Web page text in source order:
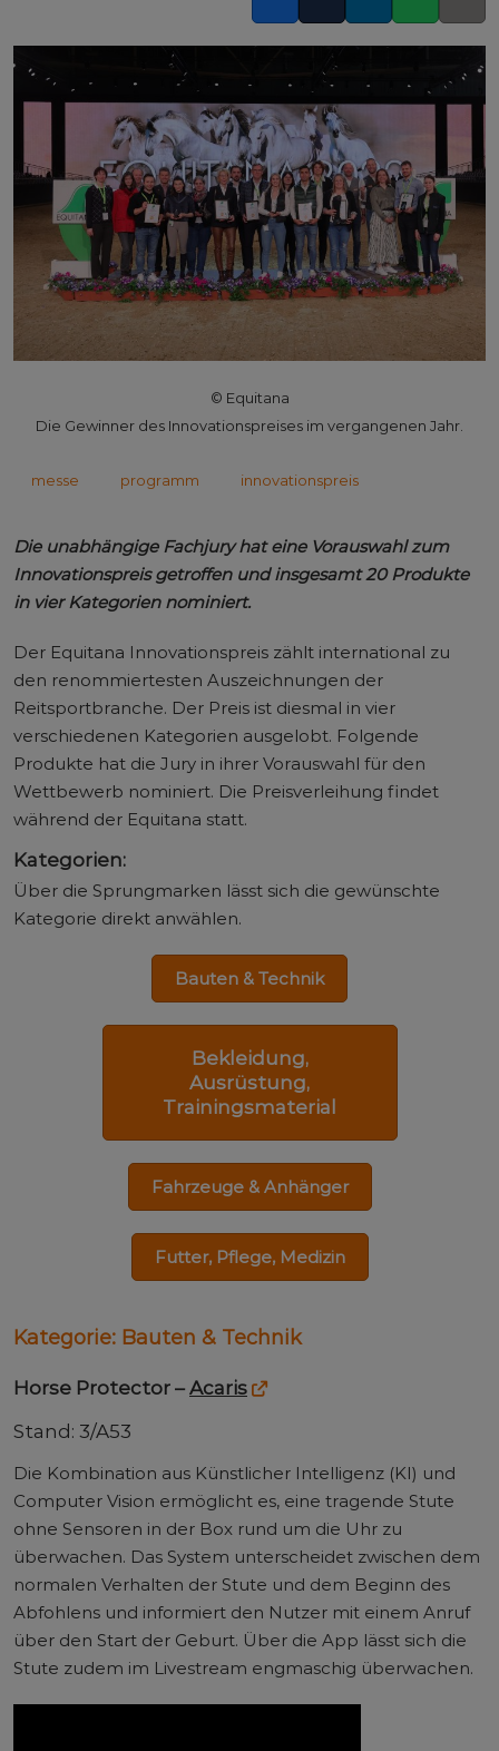
© Equitana
Die Gewinner des Innovationspreises im vergangenen Jahr.
messe programm innovationspreis
Die unabhängige Fachjury hat eine Vorauswahl zum
Innovationspreis getroffen und insgesamt 20 Produkte
in vier Kategorien nominiert.
Der Equitana Innovationspreis zählt international zu
den renommiertesten Auszeichnungen der
Reitsportbranche. Der Preis ist diesmal in vier
verschiedenen Kategorien ausgelobt. Folgende
Produkte hat die Jury in ihrer Vorauswahl für den
Wettbewerb nominiert. Die Preisverleihung findet
während der Equitana statt.
Kategorien:
Über die Sprungmarken lässt sich die gewünschte
Kategorie direkt anwählen.
Bauten & Technik
Bekleidung,
Ausrüstung,
Trainingsmaterial
Fahrzeuge & Anhänger
Futter, Pflege, Medizin
Kategorie: Bauten & Technik
Horse Protector – Acaris
Stand: 3/A53
Die Kombination aus Künstlicher Intelligenz (KI) und
Computer Vision ermöglicht es, eine tragende Stute
ohne Sensoren in der Box rund um die Uhr zu
überwachen. Das System unterscheidet zwischen dem
normalen Verhalten der Stute und dem Beginn des
Abfohlens und informiert den Nutzer mit einem Anruf
über den Start der Geburt. Über die App lässt sich die
Stute zudem im Livestream engmaschig überwachen.